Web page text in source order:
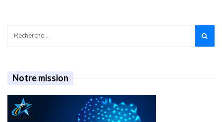
Notre mission